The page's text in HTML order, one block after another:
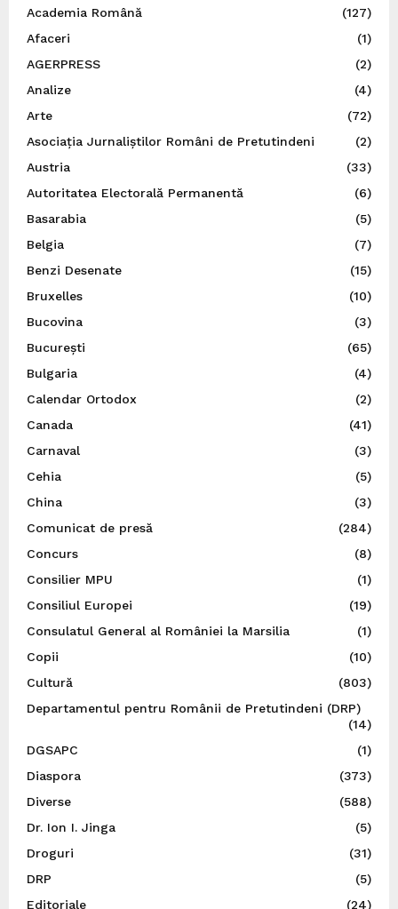
Academia Română
(127)
Afaceri
(1)
AGERPRESS
(2)
Analize
(4)
Arte
(72)
Asociația Jurnaliștilor Români de Pretutindeni
(2)
Austria
(33)
Autoritatea Electorală Permanentă
(6)
Basarabia
(5)
Belgia
(7)
Benzi Desenate
(15)
Bruxelles
(10)
Bucovina
(3)
București
(65)
Bulgaria
(4)
Calendar Ortodox
(2)
Canada
(41)
Carnaval
(3)
Cehia
(5)
China
(3)
Comunicat de presă
(284)
Concurs
(8)
Consilier MPU
(1)
Consiliul Europei
(19)
Consulatul General al României la Marsilia
(1)
Copii
(10)
Cultură
(803)
Departamentul pentru Românii de Pretutindeni (DRP)
(14)
DGSAPC
(1)
Diaspora
(373)
Diverse
(588)
Dr. Ion I. Jinga
(5)
Droguri
(31)
DRP
(5)
Editoriale
(24)